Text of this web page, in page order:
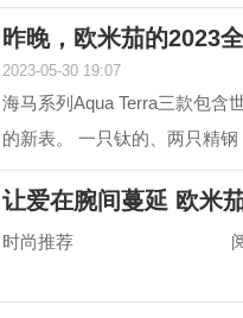
瓷圈儿。 世界时以海马加身，
动属性。约定俗成...
昨晚，欧米茄的2023
2023-05-30 19:07
海马系列Aqua Terra三款包含
的新表。 一只钛的、两只精钢
瓷圈儿。 世界时以海马加身，
动属性。约定俗成...
让爱在腕间蔓延 欧米
荐
时尚推荐